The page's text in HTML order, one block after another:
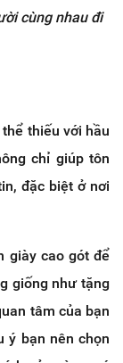
cùng nhau đi
thiếu với hầu
chỉ giúp tôn
đặc biệt ở nơi
giày cao gót để
giống như tặng
tâm của bạn
ý bạn nên chọn